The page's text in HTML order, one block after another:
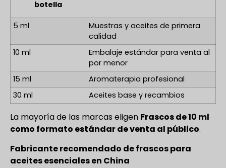
botella
5 ml
Muestras y aceites de primera
calidad
10 ml
Embalaje estándar para venta al
por menor
15 ml
Aromaterapia profesional
30 ml
Aceites base y recambios
La mayoría de las marcas eligen Frascos de 10 ml
como formato estándar de venta al público.
Fabricante recomendado de frascos para
aceites esenciales en China